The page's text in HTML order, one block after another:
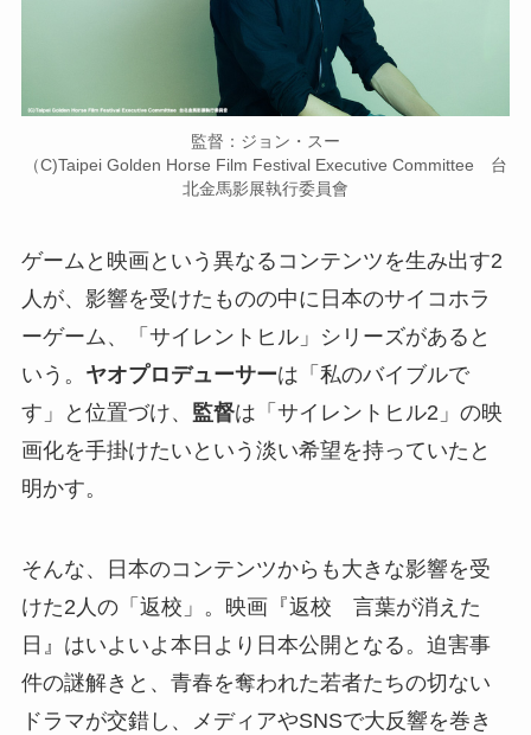
監督：ジョン・スー
（C)Taipei Golden Horse Film Festival Executive Committee 台
北金馬影展執行委員會
ゲームと映画という異なるコンテンツを生み出す2
人が、影響を受けたものの中に日本のサイコホラ
ーゲーム、「サイレントヒル」シリーズがあると
いう。 ヤオプロデューサーは「私のバイブルで
す」と位置づけ、 監督は「サイレントヒル2」の映
画化を手掛けたいという淡い希望を持っていたと
明かす。
そんな、日本のコンテンツからも大きな影響を受
けた2人の「返校」。映画『返校 言葉が消えた
日』はいよいよ本日より日本公開となる。迫害事
件の謎解きと、青春を奪われた若者たちの切ない
ドラマが交錯し、メディアやSNSで大反響を巻き